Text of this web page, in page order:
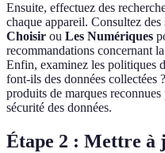
Ensuite, effectuez des
chaque appareil. Consultez
Choisir ou Les Numériques
recommandations concernant
Enfin, examinez les politiques
font-ils des données collectées
produits de marques
sécurité des données.
Étape 2 : Mettre